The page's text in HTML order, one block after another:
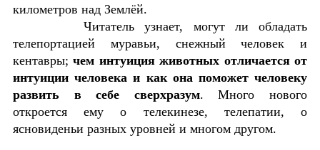
километров над Землёй.
Читатель узнает, могут ли обладать
телепортацией муравьи, снежный человек и
кентавры;чем интуиция животных отличается от
интуиции человека и как она поможет человеку
развить в себе сверхразум. Много нового
откроется ему о телекинезе, телепатии, о
ясновиденьи разных уровней и многом другом.